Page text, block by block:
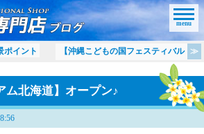
menu
ポイント 【沖縄こどもの国フェスティバル
ム北海道】オープン♪